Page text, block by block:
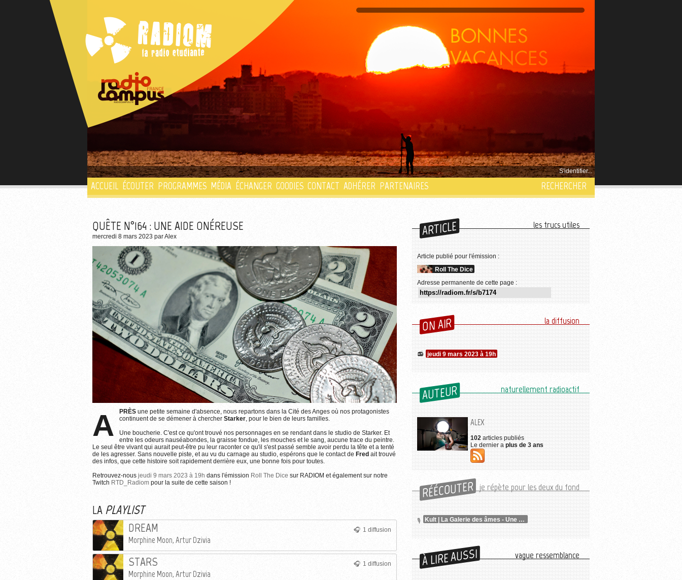
S'identifier...
ACCUEIL ÉCOUTER PROGRAMMES MÉDIA ÉCHANGER GOODIES CONTACT ADHÉRER PARTENAIRES RECHERCHER
QUÊTE N°164 : UNE AIDE ONÉREUSE
mercredi 8 mars 2023 parAlex
PxHere (CC0 1.0)
Plus d'informations sur l'utilisation des images...
APRÈS une petite semaine d'absence, nous repartons dans la Cité des Anges où nos protagonistes
continuent de se démener à chercher Starker, pour le bien de leurs familles.
Une boucherie. C'est ce qu'ont trouvé nos personnages en se rendant dans le studio de Starker. Et
entre les odeurs nauséabondes, la graisse fondue, les mouches et le sang, aucune trace du peintre.
Le seul être vivant qui aurait peut-être pu leur raconter ce qu'il s'est passé semble avoir perdu la tête et a tenté
de les agresser. Sans nouvelle piste, et au vu du carnage au studio, espérons que le contact de Fred ait trouvé
des infos, que cette histoire soit rapidement derrière eux, une bonne fois pour toutes.
Retrouvez-nous jeudi 9 mars 2023 à 19h dans l'émission Roll The Dice sur RADIOM et également sur notre
Twitch RTD_Radiom pour la suite de cette saison !
LA PLAYLIST
1 diffusion
DREAM
Morphine Moon, Artur Dzivia
1 diffusion
STARS
Morphine Moon, Artur Dzivia
ARTICLE les trucs utiles
Article publié pour l'émission :
Roll The Dice
Adresse permanente de cette page :
ON AIR la diffusion
jeudi 9 mars 2023 à 19h
AUTEUR naturellement radioactif
ALEX
102 articles publiés
Le dernier a plus de 3 ans
RÉÉCOUTER je répète pour les deux du fond
Kult | La Galerie des âmes - Une aide onéreuse (3/6)
À LIRE AUSSI vague ressemblance